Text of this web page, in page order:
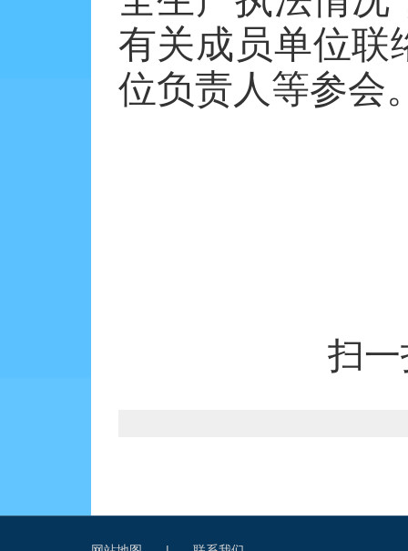
有关成员单位联
位负责人等参会
扫